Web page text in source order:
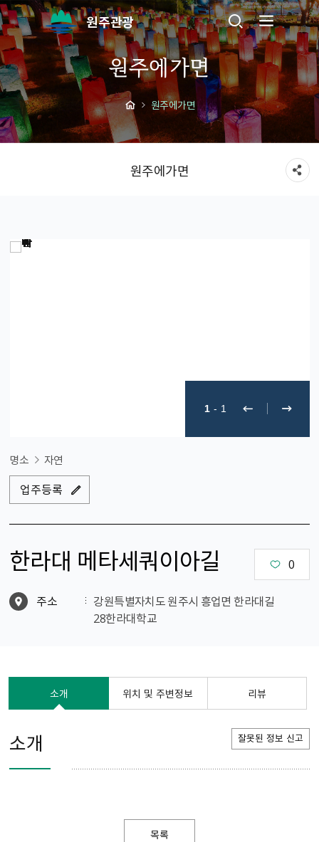
원주관광
원주에가면
원주에가면
원주에가면
1 - 1
명소 자연
업주등록
한라대 메타세쿼이아길 0
주소
강원특별자치도 원주시 흥업면 한라대길
28한라대학교
소개 위치 및 주변정보 리뷰
소개 잘못된 정보 신고
목록